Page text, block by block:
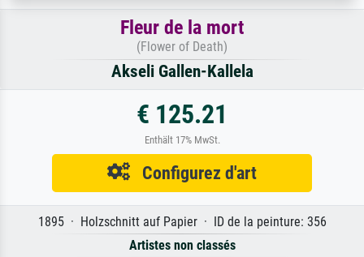
Fleur de la mort
(Flower of Death)
Akseli Gallen-Kallela
€ 125.21
Enthält 17% MwSt.
Configurez d'art
1895 · Holzschnitt auf Papier · ID de la peinture: 356
Artistes non classés